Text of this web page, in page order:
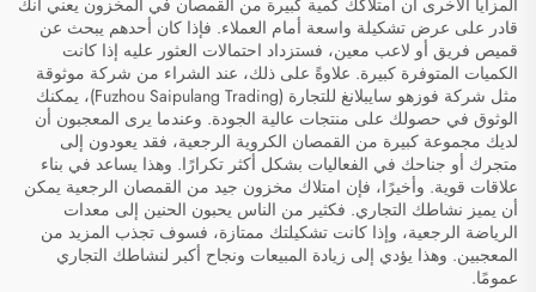
المزايا الأخرى أن امتلاكك كمية كبيرة من القمصان في المخزون يعني أنك
قادر على عرض تشكيلة واسعة أمام العملاء. فإذا كان أحدهم يبحث عن
قميص فريق أو لاعب معين، فستزداد احتمالات العثور عليه إذا كانت
الكميات المتوفرة كبيرة. علاوةً على ذلك، عند الشراء من شركة موثوقة
مثل شركة فوزهو سايبلانغ للتجارة (Fuzhou Saipulang Trading)، يمكنك
الوثوق في حصولك على منتجات عالية الجودة. وعندما يرى المعجبون أن
لديك مجموعة كبيرة من القمصان الكروية الرجعية، فقد يعودون إلى
متجرك أو جناحك في الفعاليات بشكل أكثر تكرارًا. وهذا يساعد في بناء
علاقات قوية. وأخيرًا، فإن امتلاك مخزون جيد من القمصان الرجعية يمكن
أن يميز نشاطك التجاري. فكثير من الناس يحبون الحنين إلى معدات
الرياضة الرجعية، وإذا كانت تشكيلتك ممتازة، فسوف تجذب المزيد من
المعجبين. وهذا يؤدي إلى زيادة المبيعات ونجاح أكبر لنشاطك التجاري
عمومًا.